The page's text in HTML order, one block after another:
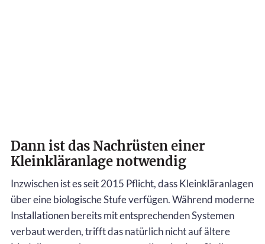
Dann ist das Nachrüsten einer
Kleinkläranlage notwendig
Inzwischen ist es seit 2015 Pflicht, dass Kleinkläranlagen
über eine biologische Stufe verfügen. Während moderne
Installationen bereits mit entsprechenden Systemen
verbaut werden, trifft das natürlich nicht auf ältere